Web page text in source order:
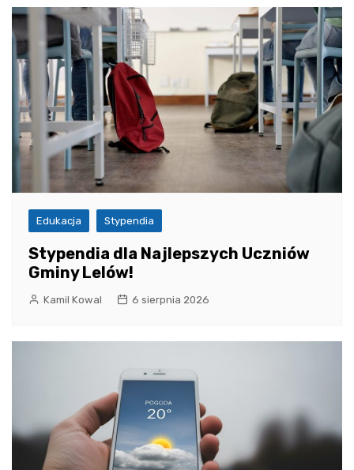
Edukacja Stypendia
Stypendia dla Najlepszych Uczniów
Gminy Lelów!
Kamil Kowal 6 sierpnia 2026